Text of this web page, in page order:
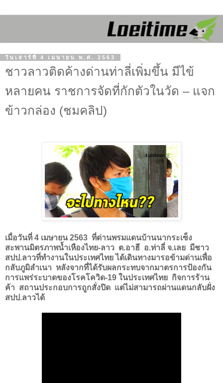
วันเสาร์ที่ 4 เมษายน พ.ศ. 2563
ชาวลาวติดค้างด่านท่าลี่เพิ่มขึ้น มีไข้
หลายคน ราชการจัดที่กักตัวในวัด – แจก
ข้าวกล่อง (ชมคลิป)
เมื่อวันที่ 4 เมษายน 2563 ที่ด่านพรมแดนบ้านนากระเซ็ง
สะพานมิตรภาพน้ำเหืองไทย-ลาว ต.อาฮี อ.ท่าลี่ จ.เลย มีชาว
สปป.ลาวที่ทำงานในประเทศไทย ได้เดินทางมารอข้ามด่านเพื่อ
กลับภูมิลำเนา หลังจากที่ได้รับผลกระทบจากมาตรการป้องกัน
การแพร่ระบาดของโรคโควิด-19 ในประเทศไทย กิจการร้าน
ค้า สถานประกอบการถูกสั่งปิด แต่ไม่สามารถผ่านแดนกลับฝั่ง
สปป.ลาวได้